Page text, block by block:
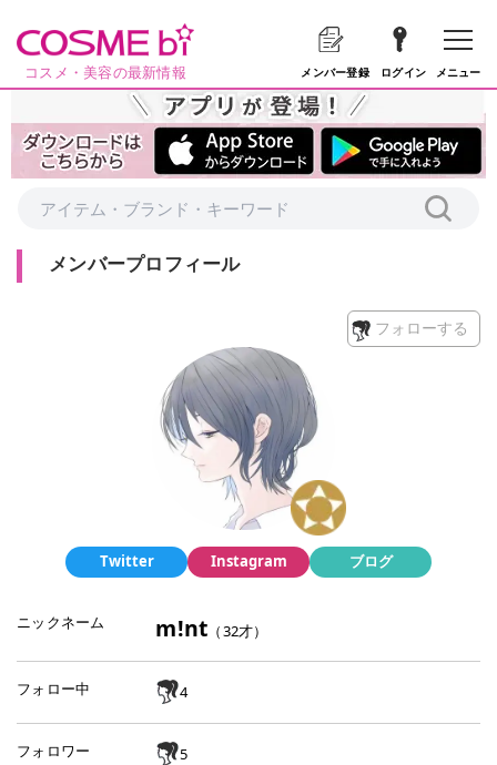
コスメ・美容の最新情報 メンバー登録 ログイン メニュー
メンバープロフィール
フォローする
Twitter Instagram ブログ
ニックネーム m!nt （32才）
フォロー中 4
フォロワー 5